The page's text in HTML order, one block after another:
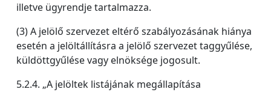
illetve ügyrendje tartalmazza.
(3) A jelölő szervezet eltérő szabályozásának hiánya
esetén a jelöltállításra a jelölő szervezet taggyűlése,
küldöttgyűlése vagy elnöksége jogosult.
5.2.4. „A jelöltek listájának megállapítása